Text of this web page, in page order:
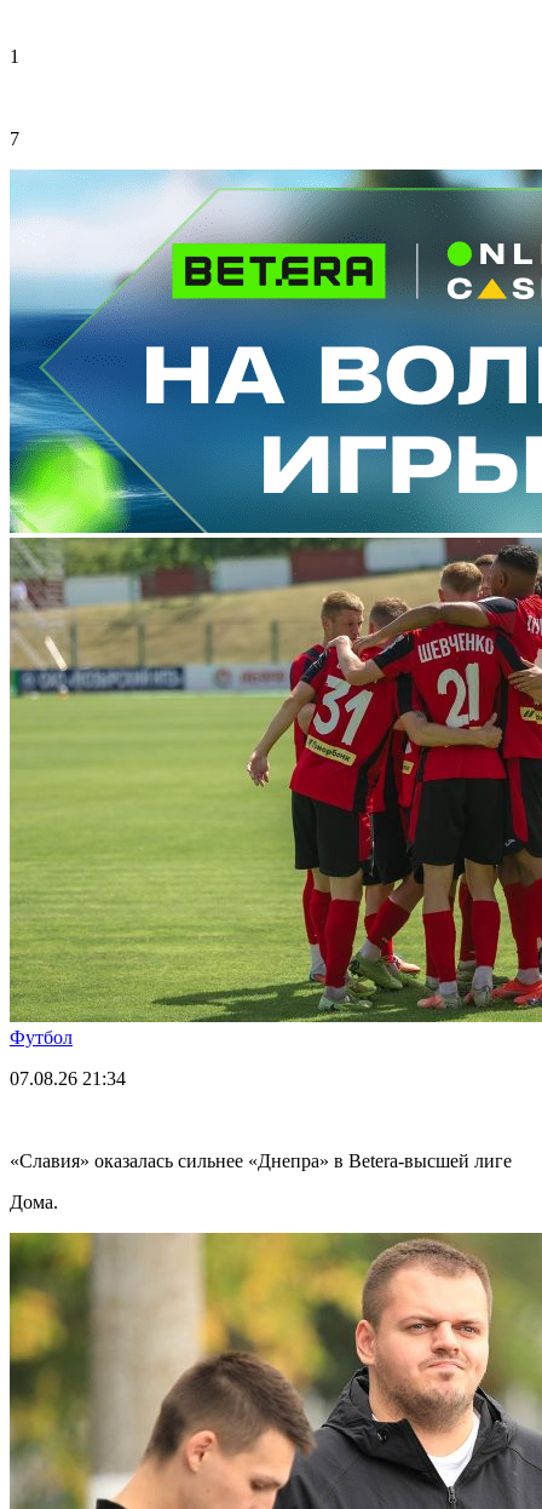
1
7
Футбол
07.08.26 21:34
«Славия» оказалась сильнее «Днепра» в Betera-высшей лиге
Дома.